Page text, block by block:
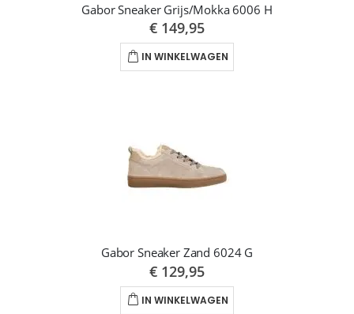
Gabor Sneaker Grijs/Mokka 6006 H
€ 149,95
IN WINKELWAGEN
Gabor Sneaker Zand 6024 G
€ 129,95
IN WINKELWAGEN